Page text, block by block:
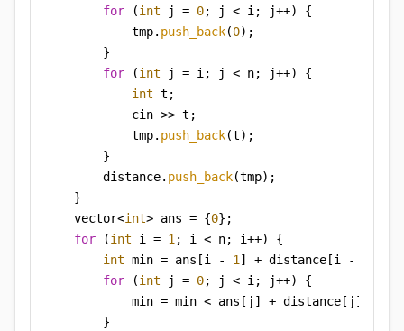
for (int j = 0; j < i; j++) {
            tmp.
push_back(0);
        }
for (int j = i; j < n; j++) {
int t;
            cin >> t;
            tmp.
push_back(t);
        }
        distance.
push_back(tmp);
    }
    vector<
int> ans = {0};
for (int i = 1 ; i < n; i++) {
int min = ans[i - 1 ] + distance[i -
for (int j = 0; j < i; j++) {
min = min < ans[j] + distance[j][i]
        }